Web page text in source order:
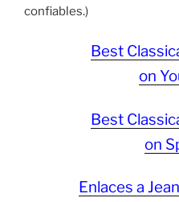
confiables.)
Best
on
Best
on
Enlaces a